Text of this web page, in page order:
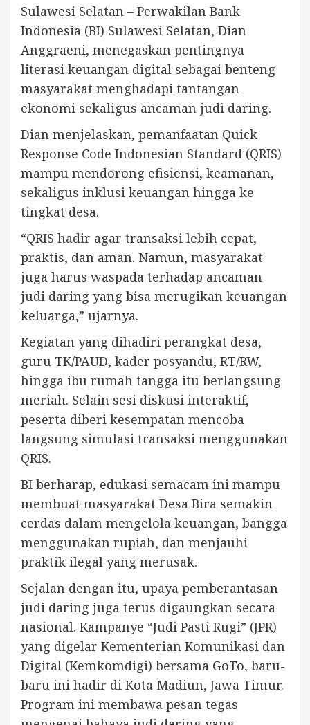
Sulawesi Selatan – Perwakilan Bank
Indonesia (BI) Sulawesi Selatan, Dian
Anggraeni, menegaskan pentingnya
literasi keuangan digital sebagai benteng
masyarakat menghadapi tantangan
ekonomi sekaligus ancaman judi daring.
Dian menjelaskan, pemanfaatan Quick
Response Code Indonesian Standard (QRIS)
mampu mendorong efisiensi, keamanan,
sekaligus inklusi keuangan hingga ke
tingkat desa.
“QRIS hadir agar transaksi lebih cepat,
praktis, dan aman. Namun, masyarakat
juga harus waspada terhadap ancaman
judi daring yang bisa merugikan keuangan
keluarga,” ujarnya.
Kegiatan yang dihadiri perangkat desa,
guru TK/PAUD, kader posyandu, RT/RW,
hingga ibu rumah tangga itu berlangsung
meriah. Selain sesi diskusi interaktif,
peserta diberi kesempatan mencoba
langsung simulasi transaksi menggunakan
QRIS.
BI berharap, edukasi semacam ini mampu
membuat masyarakat Desa Bira semakin
cerdas dalam mengelola keuangan, bangga
menggunakan rupiah, dan menjauhi
praktik ilegal yang merusak.
Sejalan dengan itu, upaya pemberantasan
judi daring juga terus digaungkan secara
nasional. Kampanye “Judi Pasti Rugi” (JPR)
yang digelar Kementerian Komunikasi dan
Digital (Kemkomdigi) bersama GoTo, baru-
baru ini hadir di Kota Madiun, Jawa Timur.
Program ini membawa pesan tegas